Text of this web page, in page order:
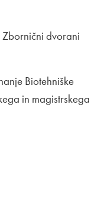
dvorani
Biotehniške
in magistrskega